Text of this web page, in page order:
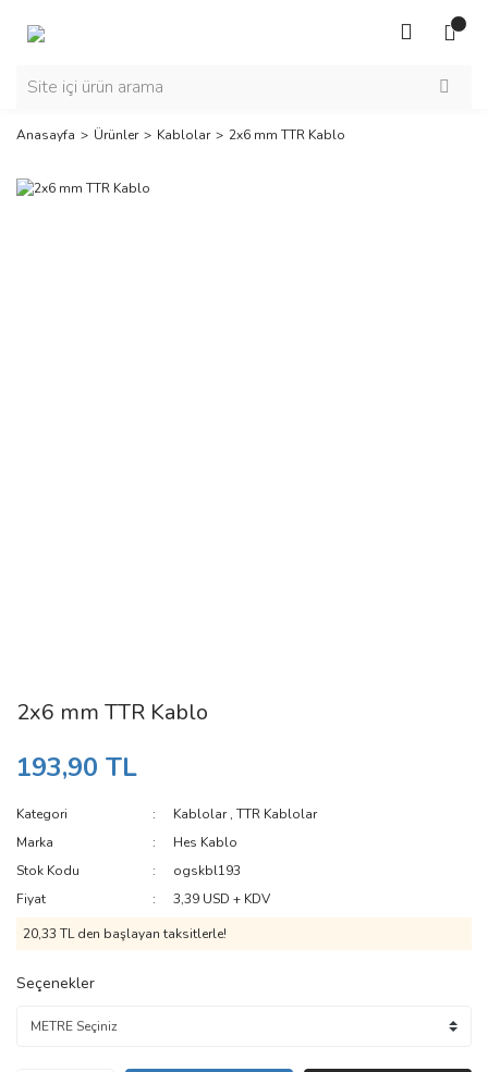
Anasayfa Ürünler Kablolar 2x6 mm TTR Kablo
2x6 mm TTR Kablo
193,90 TL
Kategori Kablolar,TTR Kablolar
Marka
Hes Kablo
Stok Kodu
ogskbl193
Fiyat
3,39 USD + KDV
20,33 TL den başlayan taksitlerle!
Seçenekler